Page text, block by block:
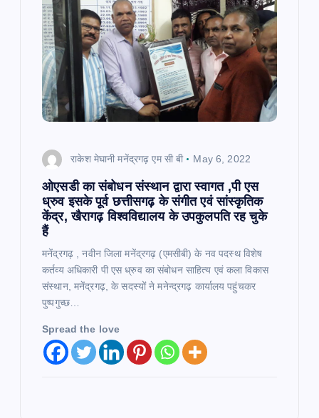
राकेश मेघानी मनेंद्रगढ़ एम सी बी May 6, 2022
ओएसडी का संबोधन संस्थान द्वारा स्वागत ,पी एस
ध्रुव इसके पूर्व छत्तीसगढ़ के संगीत एवं सांस्कृतिक
केंद्र, खैरागढ़ विश्वविद्यालय के उपकुलपति रह चुके
हैं
मनेंद्रगढ़ , नवीन जिला मनेंद्रगढ़ (एमसीबी) के नव पदस्थ विशेष
कर्तव्य अधिकारी पी एस ध्रुव का संबोधन साहित्य एवं कला विकास
संस्थान, मनेंद्रगढ़, के सदस्यों ने मनेन्द्रगढ़ कार्यालय पहुंचकर
पुष्पगुच्छ…
Spread the love